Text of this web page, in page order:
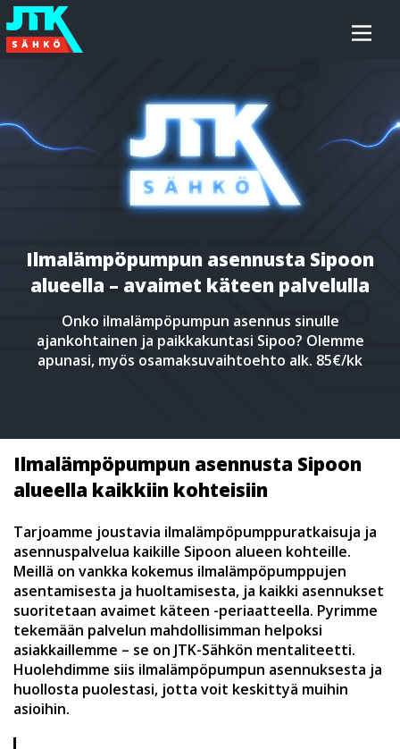
Siirry
sisältöön
JTK-
Sähkö
Oy
Ilmalämpöpumpun asennusta Sipoon
alueella – avaimet käteen palvelulla
Onko ilmalämpöpumpun asennus sinulle
ajankohtainen ja paikkakuntasi Sipoo? Olemme
apunasi, myös osamaksuvaihtoehto alk. 85€/kk
Ilmalämpöpumpun asennusta Sipoon
alueella kaikkiin kohteisiin
Tarjoamme joustavia ilmalämpöpumppuratkaisuja ja
asennuspalvelua kaikille Sipoon alueen kohteille.
Meillä on vankka kokemus ilmalämpöpumppujen
asentamisesta ja huoltamisesta, ja kaikki asennukset
suoritetaan avaimet käteen -periaatteella. Pyrimme
tekemään palvelun mahdollisimman helpoksi
asiakkaillemme – se on JTK-Sähkön mentaliteetti.
Huolehdimme siis ilmalämpöpumpun asennuksesta ja
huollosta puolestasi, jotta voit keskittyä muihin
asioihin.